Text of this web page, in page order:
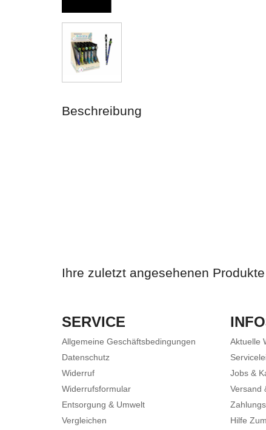
Beschreibung
Ihre zuletzt angesehenen Produkte
SERVICE
Allgemeine Geschäftsbedingungen
Datenschutz
Widerruf
Widerrufsformular
Entsorgung & Umwelt
Vergleichen
Aktuelle
Jobs &
Versand
Hilfe